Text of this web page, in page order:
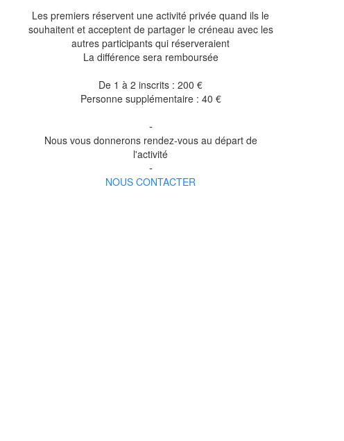
Les premiers réservent une activité privée quand ils le
souhaitent et acceptent de partager le créneau avec les
autres participants qui réserveraient
La différence sera remboursée
De 1 à 2 inscrits : 200 €
Personne supplémentaire : 40 €
-
Nous vous donnerons rendez-vous au départ de
l'activité
-
NOUS CONTACTER